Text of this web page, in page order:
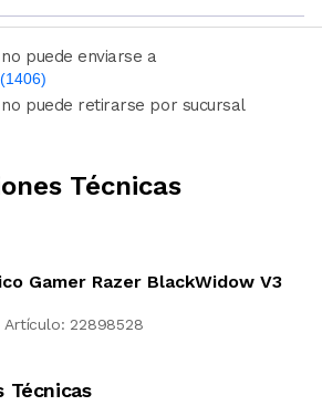
puede enviarse a
(sólo números)
puede retirarse por sucursal
Técnicas
Gamer Razer BlackWidow V3
Artículo: 22898528
Técnicas